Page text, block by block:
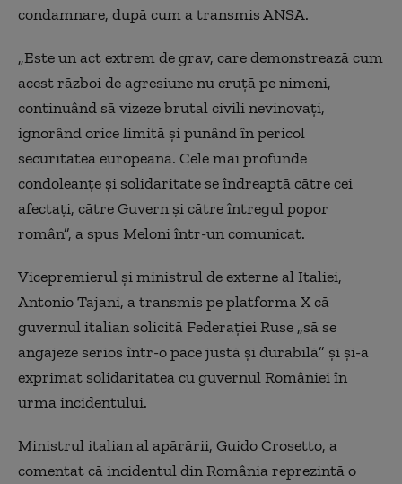
condamnare, după cum a transmis ANSA.
„Este un act extrem de grav, care demonstrează cum
acest război de agresiune nu cruţă pe nimeni,
continuând să vizeze brutal civili nevinovaţi,
ignorând orice limită şi punând în pericol
securitatea europeană. Cele mai profunde
condoleanţe şi solidaritate se îndreaptă către cei
afectaţi, către Guvern şi către întregul popor
român”, a spus Meloni într-un comunicat.
Vicepremierul şi ministrul de externe al Italiei,
Antonio Tajani, a transmis pe platforma X că
guvernul italian solicită Federaţiei Ruse „să se
angajeze serios într-o pace justă şi durabilă” şi şi-a
exprimat solidaritatea cu guvernul României în
urma incidentului.
Ministrul italian al apărării, Guido Crosetto, a
comentat că incidentul din România reprezintă o